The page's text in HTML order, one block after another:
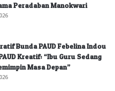
Peradaban Manokwari
Bunda PAUD Febelina Indou
Kreatif: “Ibu Guru Sedang
Masa Depan”